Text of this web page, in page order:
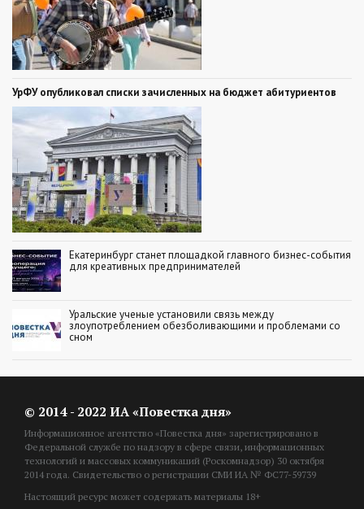
УрФУ опубликовал списки зачисленных на бюджет абитуриентов
Екатеринбург станет площадкой главного бизнес-события
для креативных предпринимателей
Уральские ученые установили связь между
злоупотреблением обезболивающими и проблемами со
сном
© 2014 - 2022 ИА «Повестка дня»
Информационное агентство «Повестка дня» зарегистрировано в
Федеральной службе по надзору в сфере связи, информационных
технологий и массовых коммуникаций (Роскомнадзор) 30 октября
2014 года. Свидетельство о регистрации СМИ ИА № ФС77-59739
Настоящий ресурс может содержать материалы 18+